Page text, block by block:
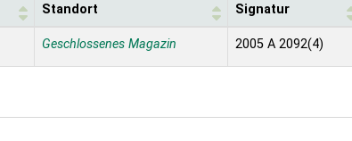
Standort Signatur
Geschlossenes Magazin 2005 A 2092(4)